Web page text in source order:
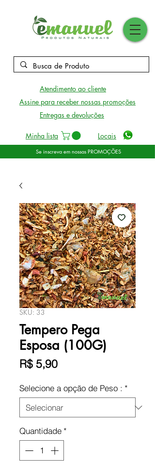
Se inscreva em nossas PROMOÇÕES
Atendimento ao cliente
Assine para receber nossas promoções
Entregas e devoluções
Minha lista Locais
SKU: 33
Tempero Pega
Esposa (100G)
R$ 5,90Preço
Selecione a opção de Peso : *
Quantidade *